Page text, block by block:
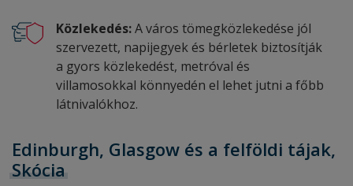
Közlekedés:A város tömegközlekedése jól
szervezett, napijegyek és bérletek biztosítják
a gyors közlekedést, metróval és
villamosokkal könnyedén el lehet jutni a főbb
látnivalókhoz.
Edinburgh, Glasgow és a felföldi tájak,
Skócia